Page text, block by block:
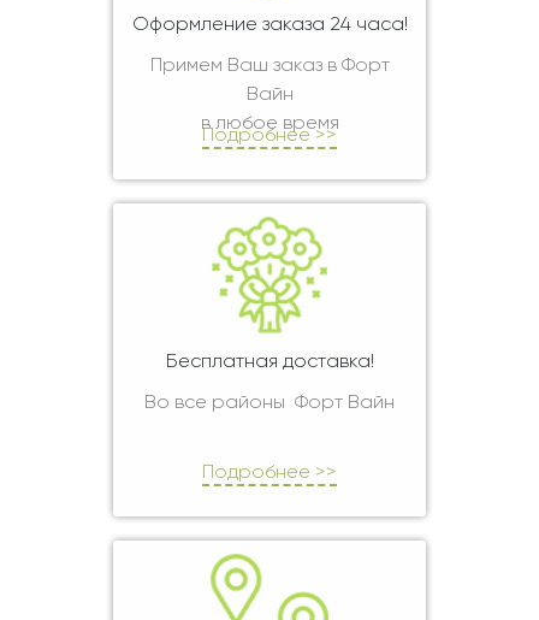
Оформление заказа 24 часа!
Примем Ваш заказ в Форт
Вайн
в любое время
Подробнее >>
Бесплатная доставка!
Во все районы Форт Вайн
Подробнее >>